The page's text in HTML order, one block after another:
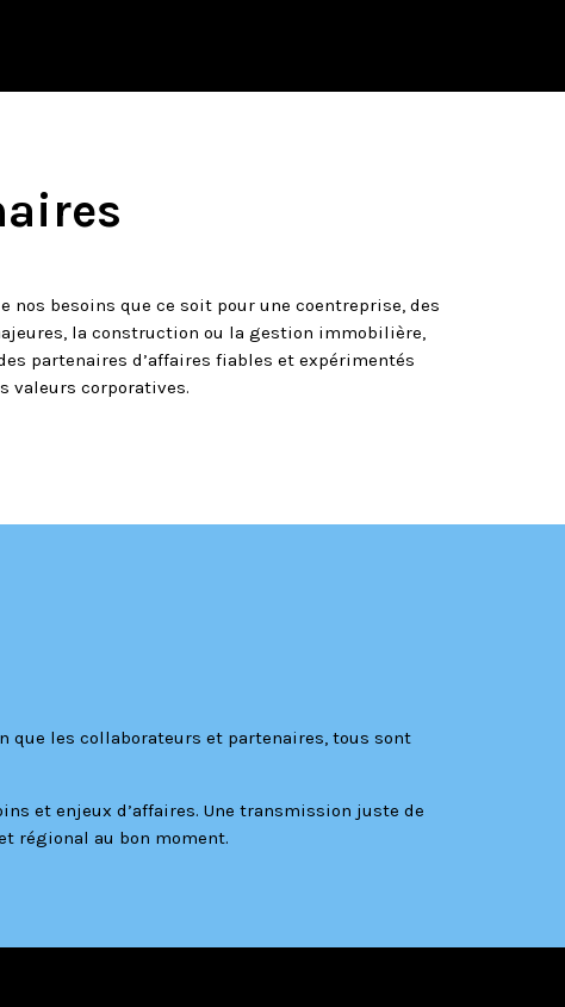
nos besoins que ce soit pour une coentreprise, des
la construction ou la gestion immobilière,
partenaires d’affaires fiables et expérimentés
valeurs corporatives.
que les collaborateurs et partenaires, tous sont
et enjeux d’affaires. Une transmission juste de
régional au bon moment.